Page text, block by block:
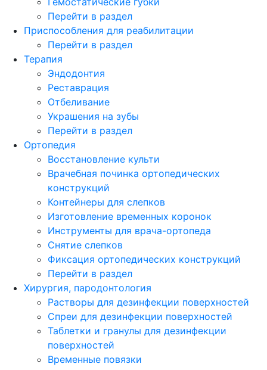
Перейти в раздел
Приспособления для реабилитации
Перейти в раздел
Терапия
Эндодонтия
Реставрация
Отбеливание
Украшения на зубы
Перейти в раздел
Ортопедия
Восстановление культи
Врачебная починка ортопедических
конструкций
Контейнеры для слепков
Изготовление временных коронок
Инструменты для врача-ортопеда
Снятие слепков
Фиксация ортопедических конструкций
Перейти в раздел
Хирургия, пародонтология
Растворы для дезинфекции поверхностей
Спреи для дезинфекции поверхностей
Таблетки и гранулы для дезинфекции
поверхностей
Временные повязки